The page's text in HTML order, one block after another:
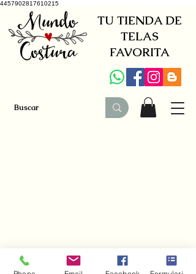
4457902817610215
TU TIENDA DE
TELAS
FAVORITA
+34 941579600 +34 650030142